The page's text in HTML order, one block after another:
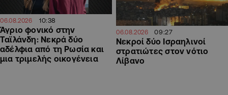
06.08.2026 10:38
Άγριο φονικό στην
Ταϊλάνδη: Νεκρά δύο
αδέλφια από τη Ρωσία και
μια τριμελής οικογένεια
06.08.2026 09:27
Νεκροί δύο Ισραηλινοί
στρατιώτες στον νότιο
Λίβανο